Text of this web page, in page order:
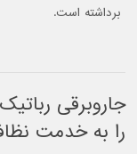
برداشته است.
را به خدمت